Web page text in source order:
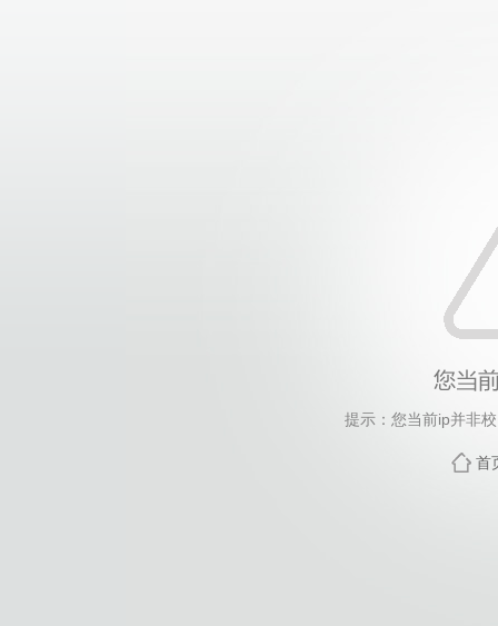
提示：您当前ip并非
首